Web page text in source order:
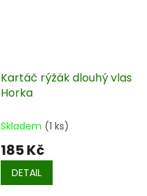
Kartáč rýžák dlouhý vlas
Horka
Skladem (1 ks)
185 Kč
DETAIL